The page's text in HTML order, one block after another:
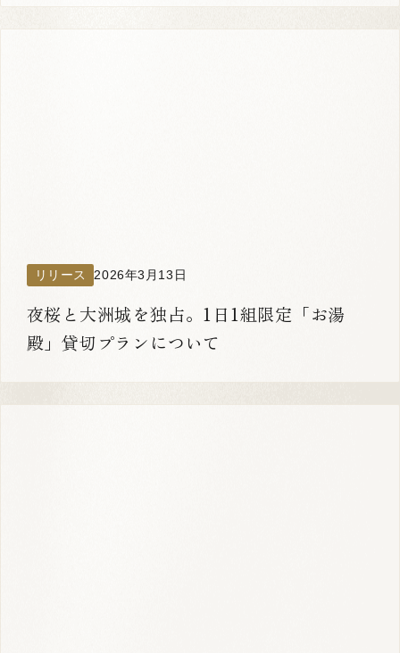
リリース 2026年3月13日
夜桜と大洲城を独占。1日1組限定「お湯
殿」貸切プランについて